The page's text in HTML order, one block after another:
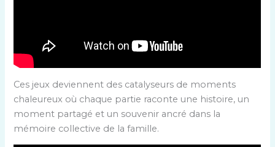
Ces jeux deviennent des catalyseurs de moments
chaleureux où chaque partie raconte une histoire, un
moment partagé et un souvenir ancré dans la
mémoire collective de la famille.